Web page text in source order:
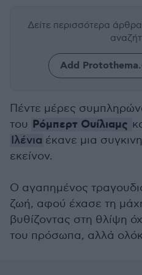
Δείτε περισσότερα
Add
Πέντε μέρες
του Ρόμπερτ Ουίλιαμς
Ιλένια έκανε μια
εκείνον.
Ο αγαπημένος
ζωή, αφού έχασε τη
βυθίζοντας στη θλίψη
του πρόσωπα, αλλά